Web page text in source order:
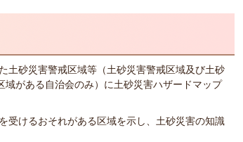
土砂災害警戒区域等（土砂災害警戒区域及び土砂
がある自治会のみ）に土砂災害ハザードマップ
受けるおそれがある区域を示し、土砂災害の知識